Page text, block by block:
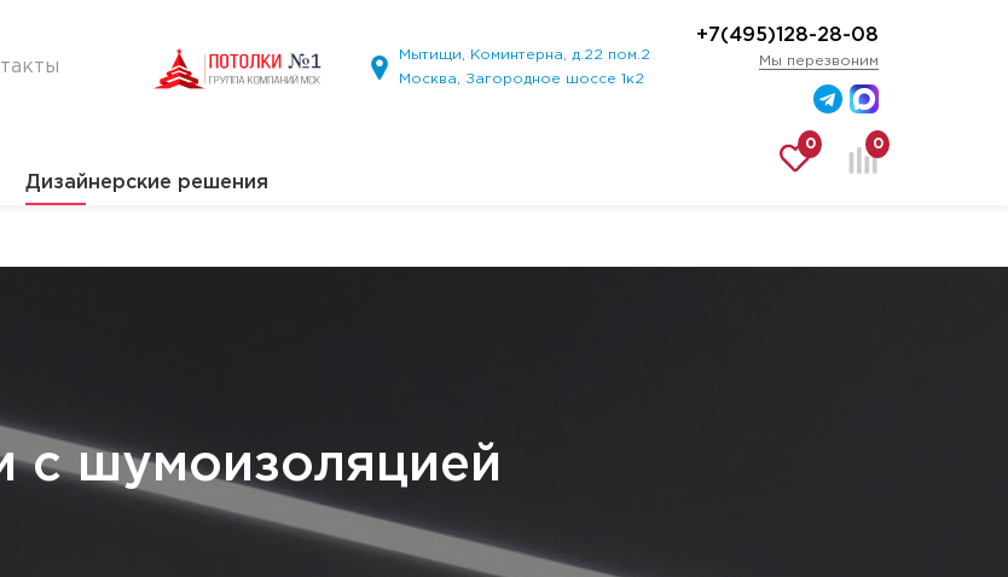
Мытищи, Коминтерна, д.22 пом.2
Москва, Загородное шоссе 1к2
+7(495)128-28-08
Мы перезвоним
0 0
Дизайнерские решения
с шумоизоляцией